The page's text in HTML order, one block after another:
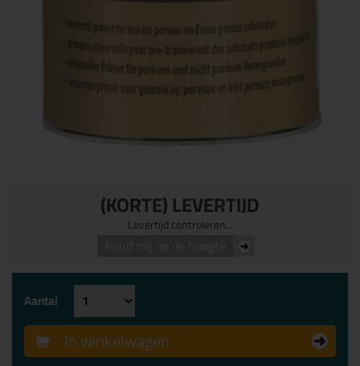
(KORTE) LEVERTIJD
Levertijd controleren...
Aantal
In winkelwagen